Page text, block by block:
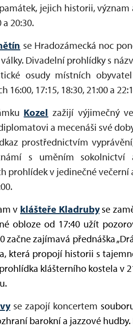
jejich historii,
20:30.
se Hradozámecká noc
Divadelní prohlídky s
osudy místních
16:00, 17:15, 18:30, 21:00 a
Kozel zažijí výjimečný
a mecenáši své
prostřednictvím
s uměním
prohlídek v jedinečné večerní
v klášteře Kladrubyse
obloze od 17:40 užít
začne zajímavá přednáška
která propojí historii s
klášterního kostela v
se zapojí koncertem
barokní a jazzové hudby.